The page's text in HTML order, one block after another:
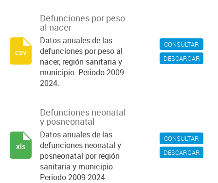
CONSULTAR
DESCARGAR
Defunciones por peso
al nacer
Datos anuales de las
defunciones por peso al
nacer, región sanitaria y
municipio. Periodo 2009-
2024.
csv
CONSULTAR
DESCARGAR
Defunciones neonatal
y posneonatal
Datos anuales de las
defunciones neonatal y
posneonatal por región
sanitaria y municipio.
Periodo 2009-2024.
xls